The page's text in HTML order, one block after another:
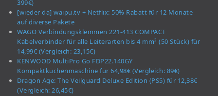
399€)
[wieder da] waipu.tv + Netflix: 50% Rabatt für 12 Monate
auf diverse Pakete
WAGO Verbindungsklemmen 221-413 COMPACT
Kabelverbinder für alle Leiterarten bis 4 mm² (50 Stück) für
14,99€ (Vergleich: 23,15€)
KENWOOD MultiPro Go FDP22.140GY
Kompaktküchenmaschine für 64,98€ (Vergleich: 89€)
Dragon Age: The Veilguard Deluxe Edition (PS5) für 12,38€
(Vergleich: 26,45€)